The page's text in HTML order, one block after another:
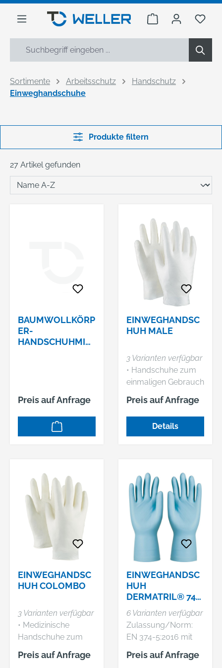
springen
Warenkorb Du
Sortimente Arbeitsschutz
Handschutz
Einweghandschuhe
Produkte filtern
27 Artikel gefunden
BAUMWOLLKÖRP
ER-
HANDSCHUHMIT
Preis auf Anfrage
EINWEGHANDSC
HUH MALE
3 Varianten verfügbar
• Handschuhe zum
einmaligen Gebrauch
Eigenschaften: •
Nahtlos • AQL 1,5 •
Lebensmittelgeprüft
• Gepudert •
verarbeitende
Industrie,
Qualitätskontrolle,
Lagerarbeiten,
Verpackung,
Sanitärbereich,
Kleinteilmontage,
Elektroindustrie
Material: Latex Farbe:
hellbeige
Preis auf Anfrage
Details
EINWEGHANDSC
HUH COLOMBO
3 Varianten verfügbar
• Medizinische
Handschuhe zum
einmaligen Gebrauch
Eigenschaften: •
Preis auf Anfrage
EINWEGHANDSC
HUH
DERMATRIL® 743
P
6 Varianten verfügbar
Zulassung/Norm:
EN 374-5:2016 mit
Virus, virenbeständig
nach ASTM F
Preis auf Anfrage